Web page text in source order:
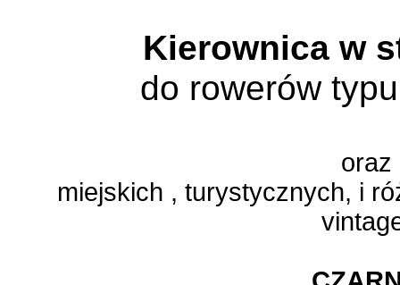
Kierownica w
do rowerów
oraz
miejskich , turystycznych, i